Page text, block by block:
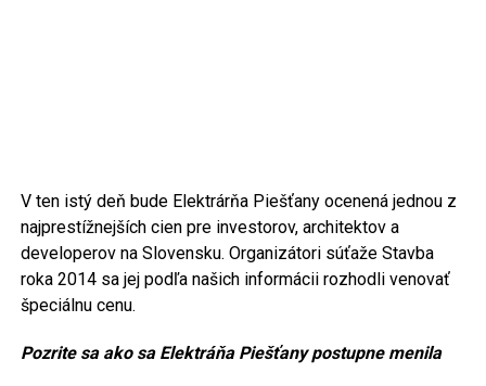
V ten istý deň bude Elektrárňa Piešťany ocenená jednou z
najprestížnejších cien pre investorov, architektov a
developerov na Slovensku. Organizátori súťaže Stavba
roka 2014 sa jej podľa našich informácii rozhodli venovať
špeciálnu cenu.
Pozrite sa ako sa Elektráňa Piešťany postupne menila